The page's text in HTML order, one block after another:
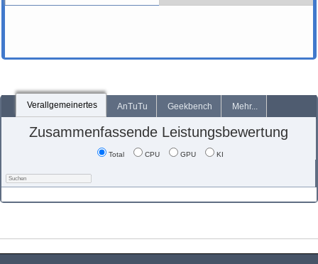
Verallgemeinertes AnTuTu Geekbench Mehr...
Zusammenfassende Leistungsbewertung
Total CPU GPU KI